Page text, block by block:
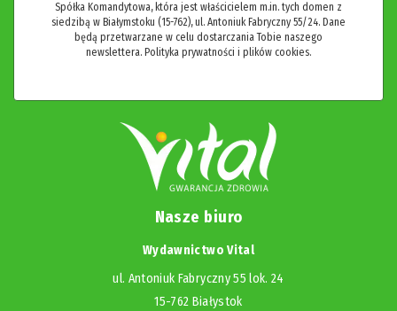
Spółka Komandytowa, która jest właścicielem m.in. tych domen z
siedzibą w Białymstoku (15-762), ul. Antoniuk Fabryczny 55/24. Dane
będą przetwarzane w celu dostarczania Tobie naszego
newslettera. Polityka prywatności i plików cookies.
Nasze biuro
Wydawnictwo Vital
ul. Antoniuk Fabryczny 55 lok. 24
15-762 Białystok